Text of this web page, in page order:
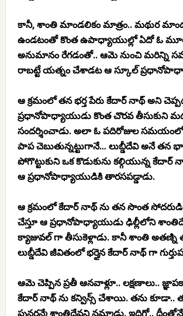
కానీ, శాంతి మాండలికం మాత్రం.. మథుర
ఉండటంతో కొంత ఉపాధ్యాయుల్లో ఏదో ఓ
అనుమానం రేగడంతో.. ఆమె నుంచి మరిన్ని
రాబట్టే యత్నం చేశాడట ఆ స్కూల్
ఆ క్రమంలో తన భర్త పేరు కేదార్ నాథ్ అని
ప్రధానోపాధ్యాయుడు కొంత చొరవ తీసుకుని
సందర్శించాడు. అలా ఓ పదిరోజుల
పాప చెబుతున్నట్టుగానే… లుబ్డీదేవి అనే తన
పోగొట్టుకుని ఒక కొడుకును కల్గియున్న
ఆ ప్రధానోపాధ్యాయుడికి తారసపడ్డాడు.
ఆ క్రమంలో కేదార్ నాథ్ ను తన సొంత
చేస్తూ ఆ ప్రధానోపాధ్యాయుడు ఢిల్లీలోని
క్యాజువల్ గా తీసుకెళ్లాడు. కానీ శాంతి అతణ్ని
లుబ్డీదేవి జీవితంలో భర్తైన కేదార్ నాథ్ గా
ఆమె చెప్పిన ప్రతీ ఆనవాళ్లూ.. లక్షణాలు..
కేదార్ నాథ్ ను కన్విన్స్ చేశాయి. తను కూడా..
పునర్జన్మే శాంతిదేవని నమ్మాడు. ఇదిగో..